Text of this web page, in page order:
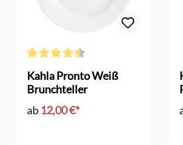
Kahla Pronto Weiß
Brunchteller
ab 12,00 €*